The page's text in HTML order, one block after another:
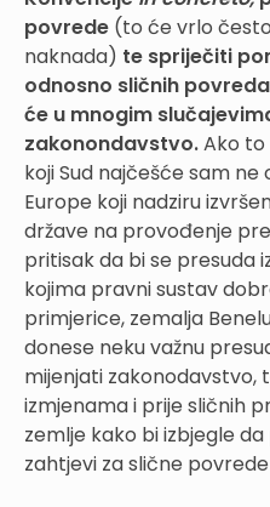
povrede (to će vrlo
naknada) te spriječiti
odnosno sličnih
će u mnogim
zakonondavstvo.Ako to
koji Sud najčešće sam
Europe koji nadziru
države na provođenje
pritisak da bi se presuda
kojima pravni sustav
primjerice, zemalja
donese neku važnu
mijenjati zakonodavstvo,
izmjenama i prije sličnih
zemlje kako bi izbjegle
zahtjevi za slične